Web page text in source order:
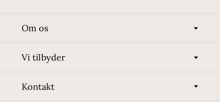
Om os
Vi tilbyder
Kontakt